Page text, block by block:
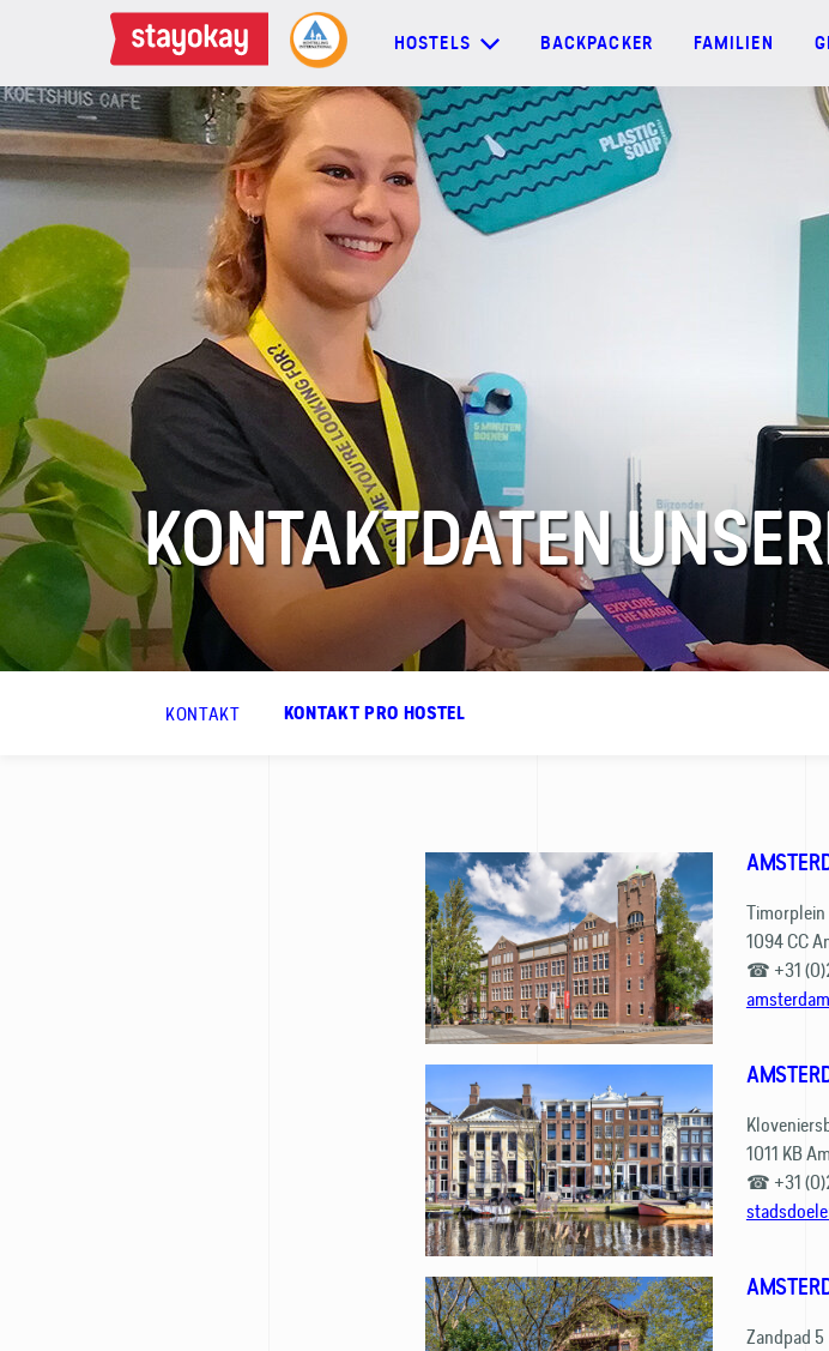
HOSTELS BACKPACKER FAMILIEN
HOSTELS
BACKPACKER
FAMILIEN
GRUPPEN
MEHR
FAQ
Kontakt
KONTAKTDATEN
KONTAKT KONTAKT PRO HOSTEL
Timorplein
1094 CC
☎ +31
1011 KB
☎ +31
Zandpad 5